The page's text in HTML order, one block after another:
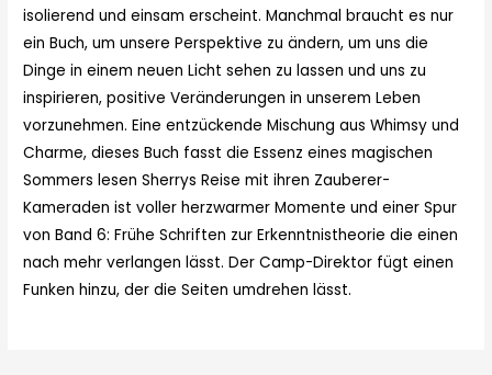
isolierend und einsam erscheint. Manchmal braucht es nur
ein Buch, um unsere Perspektive zu ändern, um uns die
Dinge in einem neuen Licht sehen zu lassen und uns zu
inspirieren, positive Veränderungen in unserem Leben
vorzunehmen. Eine entzückende Mischung aus Whimsy und
Charme, dieses Buch fasst die Essenz eines magischen
Sommers lesen Sherrys Reise mit ihren Zauberer-
Kameraden ist voller herzwarmer Momente und einer Spur
von Band 6: Frühe Schriften zur Erkenntnistheorie die einen
nach mehr verlangen lässt. Der Camp-Direktor fügt einen
Funken hinzu, der die Seiten umdrehen lässt.